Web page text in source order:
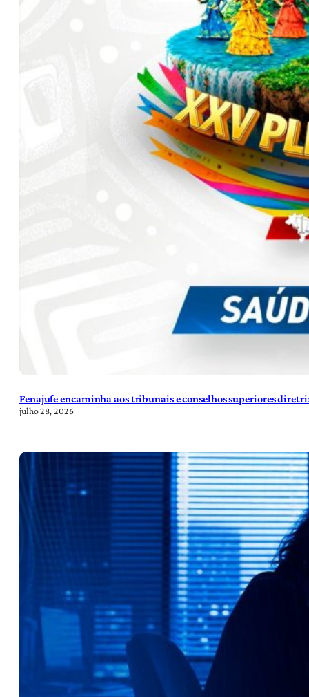
Fenajufe encaminha aos tribunais e conselhos superiores
julho 28, 2026